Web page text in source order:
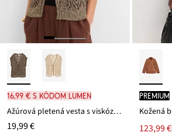
16,99 € s kódom LUMEN
Ažúrová pletená vesta s viskózou a lesklým vláknom
19,99 €
PREMIUM
123,99 €